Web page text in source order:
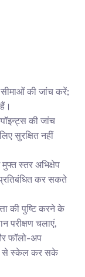
की जांच करें;
की जांच
सुरक्षित नहीं
स्तर अभिक्षेप
कर सकते
की पुष्टि करने के
परीक्षण चलाएं,
फॉलो-अप
से स्केल कर सके